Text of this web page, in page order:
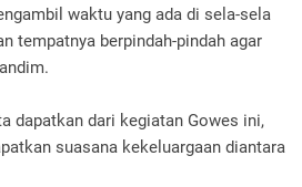
waktu yang ada di sela-sela
tempatnya berpindah-pindah agar
dapatkan dari kegiatan Gowes ini,
suasana kekeluargaan diantara